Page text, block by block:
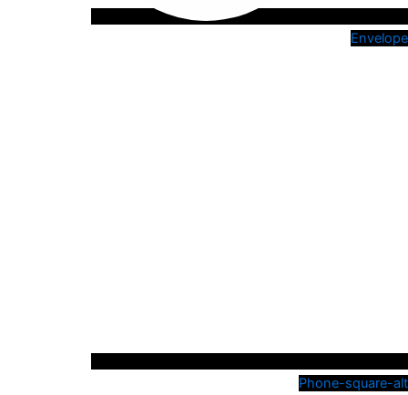
Envelope
Phone-square-alt